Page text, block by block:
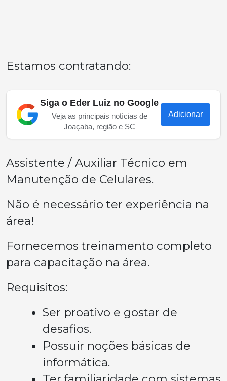
Estamos contratando:
Siga o Eder Luiz no Google
Veja as principais notícias de
Joaçaba, região e SC
Adicionar
Assistente / Auxiliar Técnico em
Manutenção de Celulares.
Não é necessário ter experiência na
área!
Fornecemos treinamento completo
para capacitação na área.
Requisitos:
Ser proativo e gostar de
desafios.
Possuir noções básicas de
informática.